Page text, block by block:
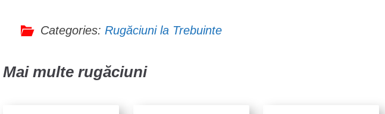
Categories:Rugăciuni la Trebuinte
Mai multe rugăciuni